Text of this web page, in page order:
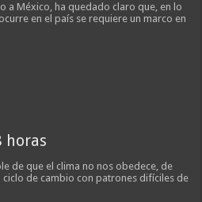
a México, ha quedado claro que, en lo
en el país se requiere un marco en
horas
de que el clima no nos obedece, de
ciclo de cambio con patrones difíciles de